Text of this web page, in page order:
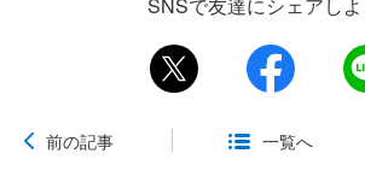
SNSで友達にシェアし
前の記事 一覧へ